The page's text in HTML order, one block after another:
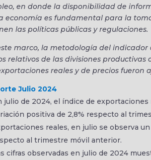
en donde la disponibilidad de
economía es fundamental para la
las políticas públicas y regulaciones.
marco, la metodología del
relativos de las divisiones
reales y de precios fueron
Julio 2024
julio de 2024, el índice de
positiva de 2,8% respecto al
reales, en julio se observa
al trimestre móvil anterior.
cifras observadas en julio de 2024